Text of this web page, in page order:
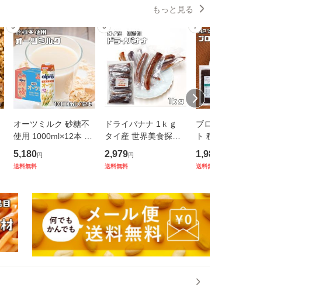
もっと見る
5
オーツミルク 砂糖不
使用 1000ml×12本 ダ
ノンジャパン アルプ
ロ たっぷり食物繊維
維
5,180円
送料無料
6
ドライバナナ 1ｋｇ
タイ産 世界美食探究
無添加 干しバナナ 乾
燥バナナ ドライフル
2,979円
送料無料
7
ブロッコリースプラウ
ト 種子 100ml×3袋 メ
ール便 豆力 カラブリ
ーゼ種 高含有種子 高
簡単 無
1,980
送料無料